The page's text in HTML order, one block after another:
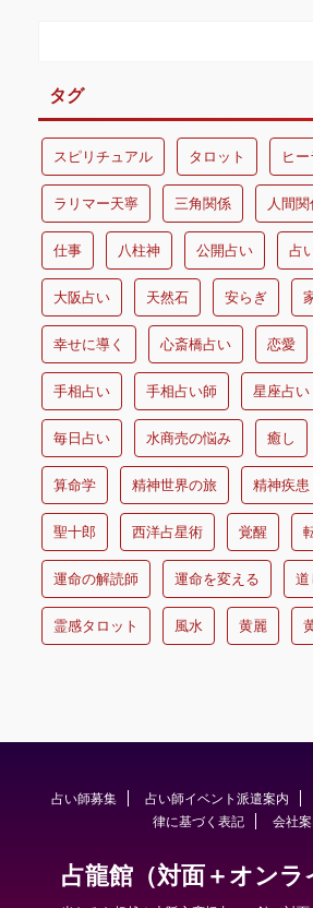
タグ
スピリチュアル タロット ヒ
ラリマー天寧 三角関係 人間
仕事 八柱神 公開占い 占
大阪占い 天然石 安らぎ
幸せに導く 心斎橋占い 恋愛
手相占い 手相占い師 星座占い
毎日占い 水商売の悩み 癒し
算命学 精神世界の旅 精神疾患
聖十郎 西洋占星術 覚醒
運命の解読師 運命を変える 道
霊感タロット 風水 黄麗
占い師募集 占い師イベント派遣案内
律に基づく表記
会社
占龍館（対面＋オンラ